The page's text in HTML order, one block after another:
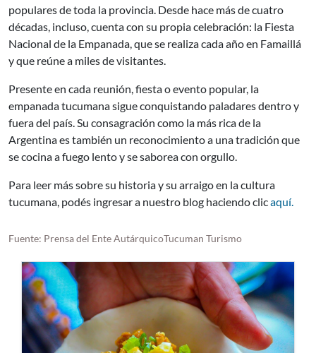
populares de toda la provincia. Desde hace más de cuatro
décadas, incluso, cuenta con su propia celebración: la Fiesta
Nacional de la Empanada, que se realiza cada año en Famaillá
y que reúne a miles de visitantes.
Presente en cada reunión, fiesta o evento popular, la
empanada tucumana sigue conquistando paladares dentro y
fuera del país. Su consagración como la más rica de la
Argentina es también un reconocimiento a una tradición que
se cocina a fuego lento y se saborea con orgullo.
Para leer más sobre su historia y su arraigo en la cultura
tucumana, podés ingresar a nuestro blog haciendo clicaquí.
Fuente: Prensa del Ente AutárquicoTucuman Turismo